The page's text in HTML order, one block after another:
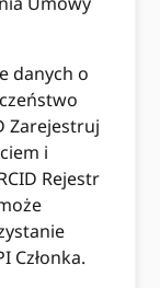
danych o
Zarejestruj
i
Rejestr
Członka.